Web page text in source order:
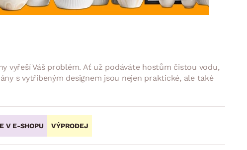
DOPLŇKY VÁNOCE
Zahradní doplňky
vyřeší Váš problém. Ať už podáváte hostům čistou vodu,
s vytříbeným designem jsou nejen praktické, ale také
V E-SHOPU VÝPRODEJ